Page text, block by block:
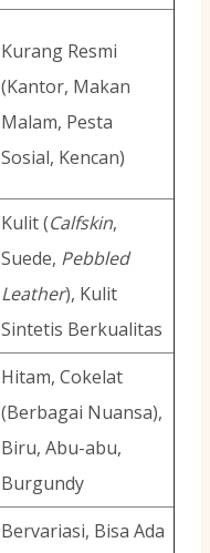
Kurang Resmi
(Kantor, Makan
Malam, Pesta
Sosial, Kencan)
Kulit (Calfskin,
Suede, Pebbled
Leather), Kulit
Sintetis Berkualitas
Hitam, Cokelat
(Berbagai Nuansa),
Biru, Abu-abu,
Burgundy
Bervariasi, Bisa Ada